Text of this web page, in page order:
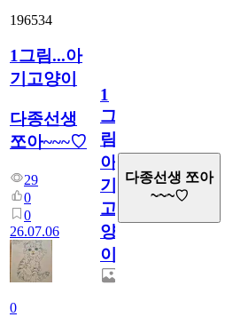
196534
1그림...아
기고양이
다종선생
쪼아~~~♡
29
0
0
26.07.06
0
1
그
림...
아
기
고
양
이
다종선생 쪼아
~~~♡